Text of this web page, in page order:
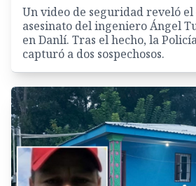
Un video de seguridad reveló
asesinato del ingeniero Ángel
en Danlí. Tras el hecho, la
capturó a dos sospechosos.